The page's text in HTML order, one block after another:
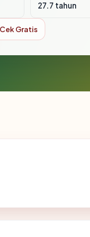
27.7 tahun
Cek Gratis